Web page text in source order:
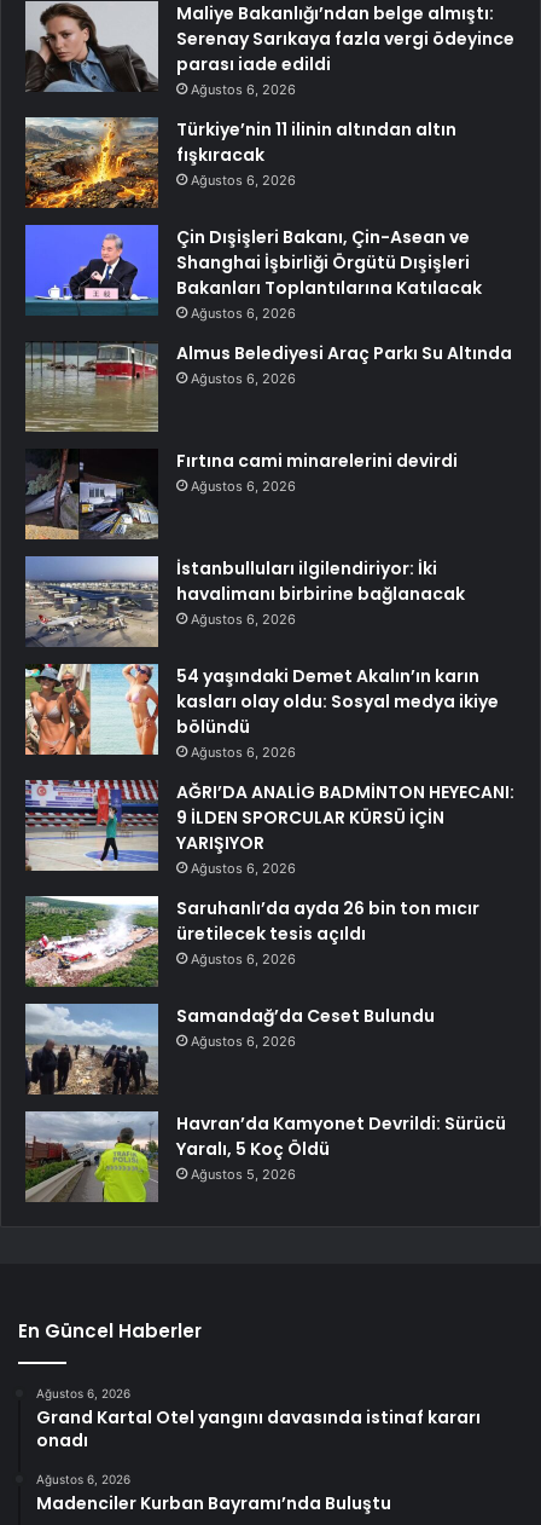
Maliye Bakanlığı’ndan belge almıştı:
Serenay Sarıkaya fazla vergi ödeyince
parası iade edildi
Ağustos 6, 2026
Türkiye’nin 11 ilinin altından altın
fışkıracak
Ağustos 6, 2026
Çin Dışişleri Bakanı, Çin-Asean ve
Shanghai İşbirliği Örgütü Dışişleri
Bakanları Toplantılarına Katılacak
Ağustos 6, 2026
Almus Belediyesi Araç Parkı Su Altında
Ağustos 6, 2026
Fırtına cami minarelerini devirdi
Ağustos 6, 2026
İstanbulluları ilgilendiriyor: İki
havalimanı birbirine bağlanacak
Ağustos 6, 2026
54 yaşındaki Demet Akalın’ın karın
kasları olay oldu: Sosyal medya ikiye
bölündü
Ağustos 6, 2026
AĞRI’DA ANALİG BADMİNTON HEYECANI:
9 İLDEN SPORCULAR KÜRSÜ İÇİN
YARIŞIYOR
Ağustos 6, 2026
Saruhanlı’da ayda 26 bin ton mıcır
üretilecek tesis açıldı
Ağustos 6, 2026
Samandağ’da Ceset Bulundu
Ağustos 6, 2026
Havran’da Kamyonet Devrildi: Sürücü
Yaralı, 5 Koç Öldü
Ağustos 5, 2026
En Güncel Haberler
Ağustos 6, 2026
Grand Kartal Otel yangını davasında istinaf kararı
onadı
Ağustos 6, 2026
Madenciler Kurban Bayramı’nda Buluştu